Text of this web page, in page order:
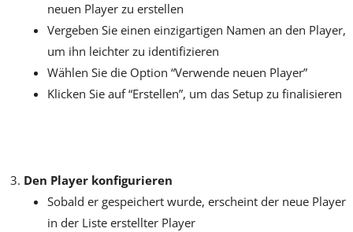
neuen Player zu erstellen
Vergeben Sie einen einzigartigen Namen an den Player,
um ihn leichter zu identifizieren
Wählen Sie die Option “Verwende neuen Player”
Klicken Sie auf “Erstellen”, um das Setup zu finalisieren
Den Player konfigurieren
Sobald er gespeichert wurde, erscheint der neue Player
in der Liste erstellter Player